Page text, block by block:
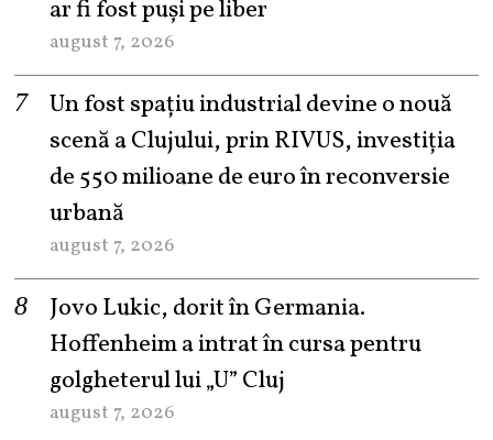
ar fi fost puși pe liber
august 7, 2026
Un fost spațiu industrial devine o nouă
scenă a Clujului, prin RIVUS, investiția
de 550 milioane de euro în reconversie
urbană
august 7, 2026
Jovo Lukic, dorit în Germania.
Hoffenheim a intrat în cursa pentru
golgheterul lui „U” Cluj
august 7, 2026